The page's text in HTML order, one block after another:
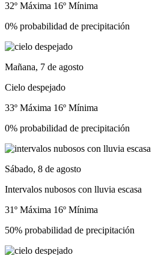
32º Máxima 16º Mínima
0% probabilidad de precipitación
Mañana, 7 de agosto
Cielo despejado
33º Máxima 16º Mínima
0% probabilidad de precipitación
Sábado, 8 de agosto
Intervalos nubosos con lluvia escasa
31º Máxima 16º Mínima
50% probabilidad de precipitación